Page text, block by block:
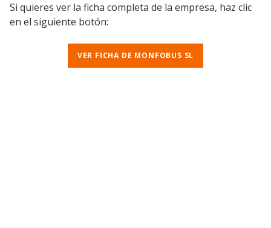
Si quieres ver la ficha completa de la empresa, haz clic
en el siguiente botón:
VER FICHA DE MONFOBUS SL